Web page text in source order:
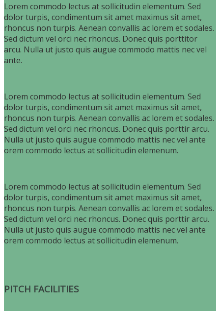
Lorem commodo lectus at sollicitudin elementum. Sed
dolor turpis, condimentum sit amet maximus sit amet,
rhoncus non turpis. Aenean convallis ac lorem et sodales.
Sed dictum vel orci nec rhoncus. Donec quis porttitor
arcu. Nulla ut justo quis augue commodo mattis nec vel
ante.
Lorem commodo lectus at sollicitudin elementum. Sed
dolor turpis, condimentum sit amet maximus sit amet,
rhoncus non turpis. Aenean convallis ac lorem et sodales.
Sed dictum vel orci nec rhoncus. Donec quis porttir arcu.
Nulla ut justo quis augue commodo mattis nec vel ante
orem commodo lectus at sollicitudin elemenum.
Lorem commodo lectus at sollicitudin elementum. Sed
dolor turpis, condimentum sit amet maximus sit amet,
rhoncus non turpis. Aenean convallis ac lorem et sodales.
Sed dictum vel orci nec rhoncus. Donec quis porttir arcu.
Nulla ut justo quis augue commodo mattis nec vel ante
orem commodo lectus at sollicitudin elemenum.
PITCH FACILITIES